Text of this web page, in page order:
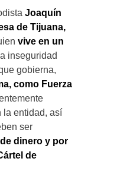
Joaquín
de Tijuana,
vive en un
inseguridad
gobierna,
como Fuerza
la entidad, así
ser
dinero y por
de